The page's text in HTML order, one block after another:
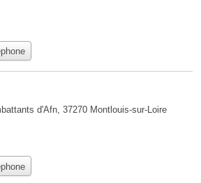
d'Afn, 37270 Montlouis-sur-Loire